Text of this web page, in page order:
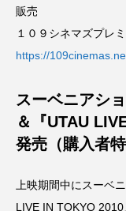
胸騒ぎ
高瀬隼子
販売
１０９シネマズプレ
https://
スーベニアシ
＆『UTAU
発売（購入者特
上映期間中にスーベ
LIVE IN TOKYO